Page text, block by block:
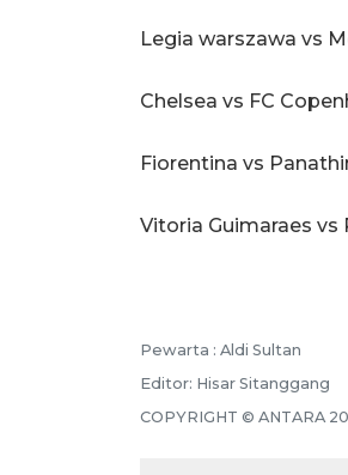
Legia warszawa vs
Chelsea vs FC
Fiorentina vs
Vitoria Guimaraes vs
Pewarta : Aldi Sultan
Editor: Hisar Sitanggang
COPYRIGHT © ANTARA